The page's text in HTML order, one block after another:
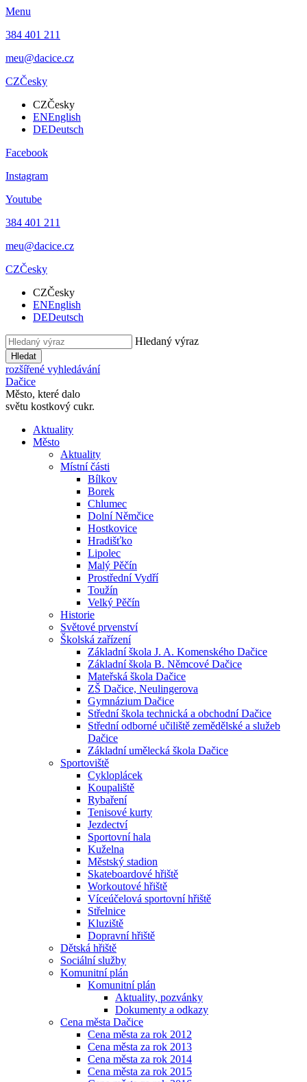
Menu
384 401 211
meu@dacice.cz
CZČesky
CZČesky
ENEnglish
DEDeutsch
Facebook
Instagram
Youtube
384 401 211
meu@dacice.cz
CZČesky
CZČesky
ENEnglish
DEDeutsch
Hledaný výraz
Hledat
rozšířené vyhledávání
Dačice
Město, které dalo
světu kostkový cukr.
Aktuality
Město
Aktuality
Místní části
Bílkov
Borek
Chlumec
Dolní Němčice
Hostkovice
Hradišťko
Lipolec
Malý Pěčín
Prostřední Vydří
Toužín
Velký Pěčín
Historie
Světové prvenství
Školská zařízení
Základní škola J. A. Komenského Dačice
Základní škola B. Němcové Dačice
Mateřská škola Dačice
ZŠ Dačice, Neulingerova
Gymnázium Dačice
Střední škola technická a obchodní Dačice
Střední odborné učiliště zemědělské a služeb
Dačice
Základní umělecká škola Dačice
Sportoviště
Cykloplácek
Koupaliště
Rybaření
Tenisové kurty
Jezdectví
Sportovní hala
Kuželna
Městský stadion
Skateboardové hřiště
Workoutové hřiště
Víceúčelová sportovní hřiště
Střelnice
Kluziště
Dopravní hřiště
Dětská hřiště
Sociální služby
Komunitní plán
Komunitní plán
Aktuality, pozvánky
Dokumenty a odkazy
Cena města Dačice
Cena města za rok 2012
Cena města za rok 2013
Cena města za rok 2014
Cena města za rok 2015